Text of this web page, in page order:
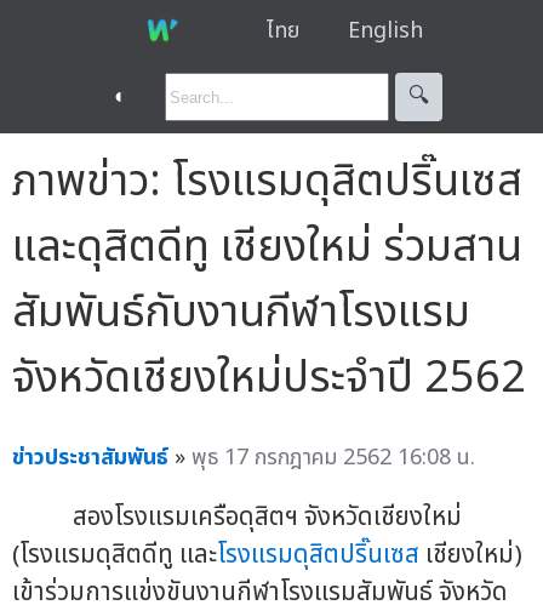
ไทย English
◐ 🔍︎
ภาพข่าว: โรงแรมดุสิตปริ๊นเซส
และดุสิตดีทู เชียงใหม่ ร่วมสาน
สัมพันธ์กับงานกีฬาโรงแรม
จังหวัดเชียงใหม่ประจำปี 2562
ข่าวประชาสัมพันธ์ »พุธ 17 กรกฎาคม 2562 16:08 น.
สองโรงแรมเครือดุสิตฯ จังหวัดเชียงใหม่
(โรงแรมดุสิตดีทู และโรงแรมดุสิตปริ๊นเซส เชียงใหม่)
เข้าร่วมการแข่งขันงานกีฬาโรงแรมสัมพันธ์ จังหวัด